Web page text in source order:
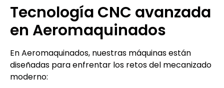
Tecnología CNC avanzada
en Aeromaquinados
En Aeromaquinados, nuestras máquinas están
diseñadas para enfrentar los retos del mecanizado
moderno: